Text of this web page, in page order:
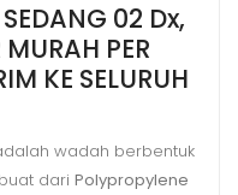
02 Dx,
PER
KE SELURUH
wadah berbentuk
dari Polypropylene